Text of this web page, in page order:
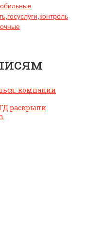
госуслуги контроль
компании
ГД раскрыли